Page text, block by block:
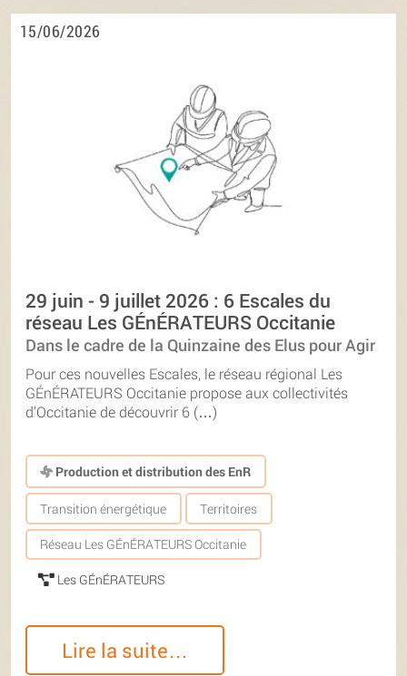
15/06/2026
29 juin - 9 juillet 2026 : 6 Escales du
réseau Les GÉnÉRATEURS Occitanie
Dans le cadre de la Quinzaine des Elus pour Agir
Pour ces nouvelles Escales, le réseau régional Les
GÉnÉRATEURS Occitanie propose aux collectivités
d’Occitanie de découvrir 6 (…)
Production et distribution des EnR
Transition énergétique Territoires
Réseau Les GÉnÉRATEURS Occitanie
Les GÉnÉRATEURS
Lire la suite…